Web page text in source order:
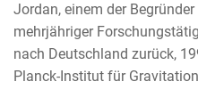
Jordan, einem der
mehrjähriger
nach Deutschland zurück,
Planck-Institut für